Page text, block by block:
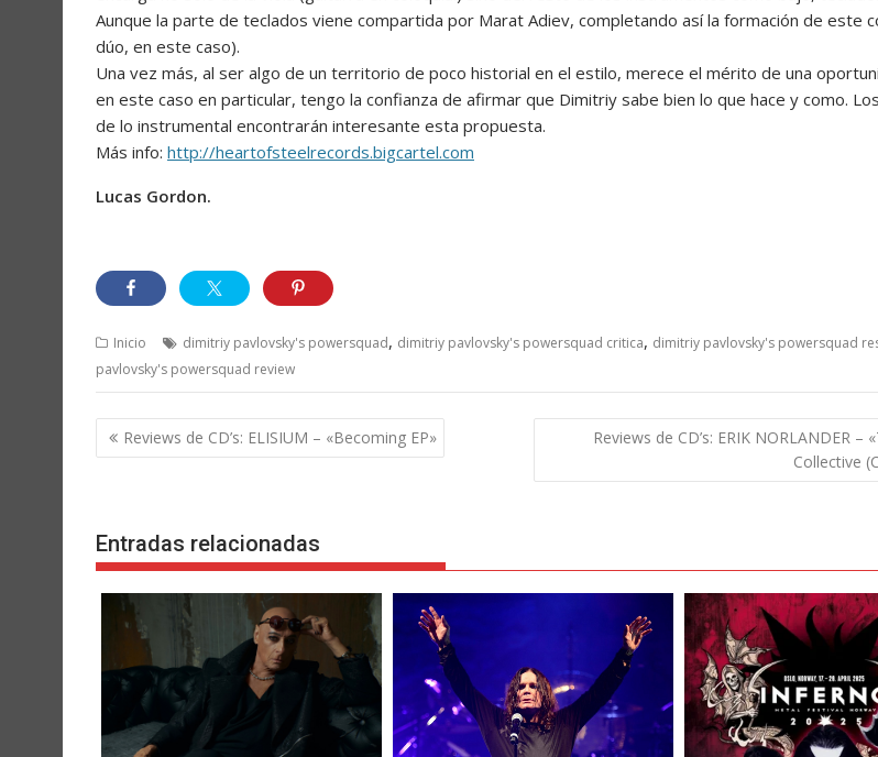
Aunque la parte de teclados viene compartida por Marat Adiev, completando así la formación de este
dúo, en este caso).
Una vez más, al ser algo de un territorio de poco historial en el estilo, merece el mérito de una
en este caso en particular, tengo la confianza de afirmar que Dimitriy sabe bien lo que hace y como.
de lo instrumental encontrarán interesante esta propuesta.
Más info: http://heartofsteelrecords.bigcartel.com
Lucas Gordon.
Inicio dimitriy pavlovsky's powersquad, dimitriy pavlovsky's powersquad critica, dimitriy pavlovsky's powersquad
pavlovsky's powersquad review
Navegación
de
Reviews de CD’s: ELISIUM – «Becoming EP»
Reviews de CD’s: ERIK NORLANDER –
Collective
Entradas relacionadas